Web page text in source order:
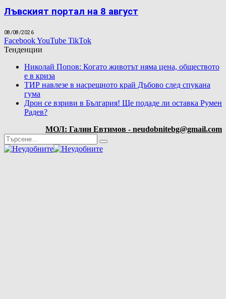
Лъвският портал на 8 август
08/08/2026
FacebookYouTube TikTok
Тенденции
Николай Попов: Когато животът няма цена, обществото
е в криза
ТИР навлезе в насрещното край Дъбово след спукана
гума
Дрон се взриви в България! Ще подаде ли оставка Румен
Радев?
МОЛ: Галин Евтимов - neudobnitebg@gmail.com